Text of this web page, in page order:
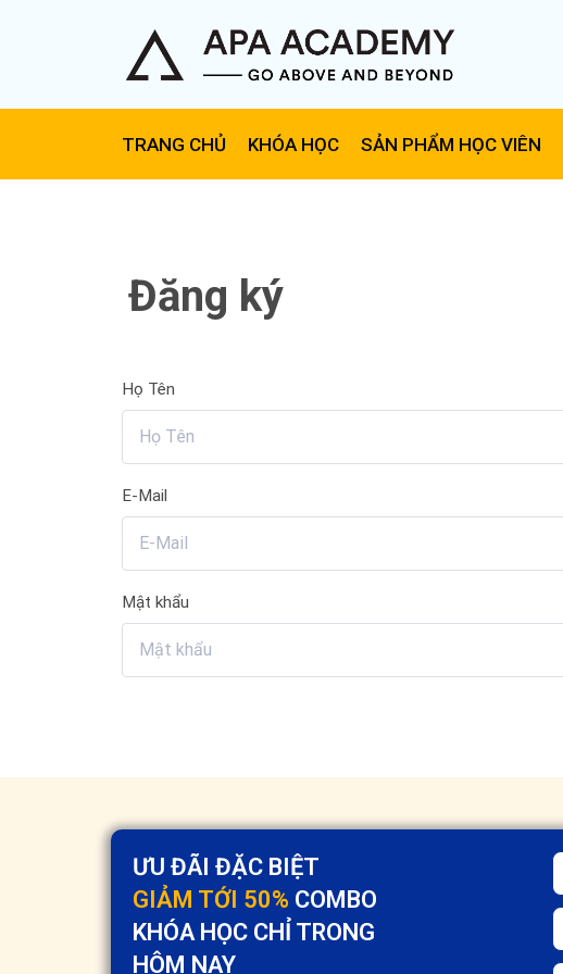
TRANG CHỦ KHÓA HỌC SẢN PHẨM HỌC VIÊN
Đăng ký
Họ Tên
E-Mail
Mật khẩu
ƯU ĐÃI ĐẶC BIỆT
GIẢM TỚI 50% COMBO
KHÓA HỌC CHỈ TRONG
HÔM NAY